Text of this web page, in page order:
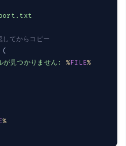
てからコピー
(
見つかりません: %FILE%
%